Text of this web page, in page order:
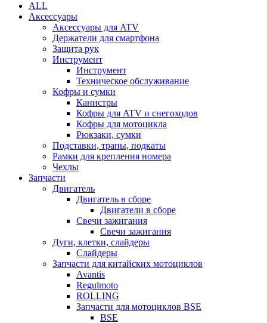
ALL
Аксессуары
Аксессуары для ATV
Держатели для смартфона
Защита рук
Инструмент
Инструмент
Техническое обслуживание
Кофры и сумки
Канистры
Кофры для ATV и снегоходов
Кофры для мотоцикла
Рюкзаки, сумки
Подставки, трапы, подкаты
Рамки для крепления номера
Чехлы
Запчасти
Двигатель
Двигатель в сборе
Двигатели в сборе
Свечи зажигания
Свечи зажигания
Дуги, клетки, слайдеры
Слайдеры
Запчасти для китайских мотоциклов
Avantis
Regulmoto
ROLLING
Запчасти для мотоциклов BSE
BSE